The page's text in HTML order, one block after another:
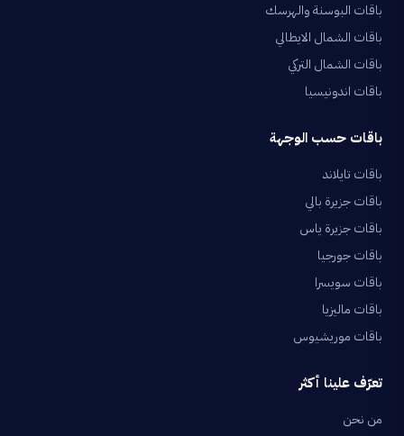
باقات البوسنة والهرسك
باقات الشمال الايطالي
باقات الشمال التركي
باقات اندونيسيا
باقات حسب الوجهة
باقات تايلاند
باقات جزيرة بالي
باقات جزيرة ياس
باقات جورجيا
باقات سويسرا
باقات ماليزيا
باقات موريشيوس
تعرّف علينا أكثر
من نحن